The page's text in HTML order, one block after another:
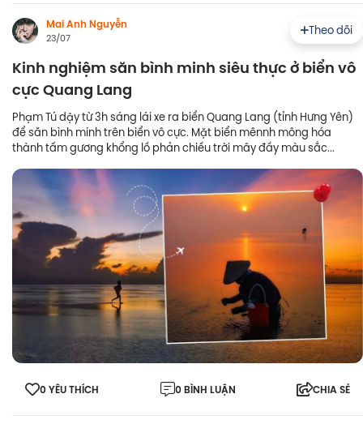
Mai Anh Nguyễn
23/07
Theo dõi
Kinh nghiệm săn bình minh siêu thực ở biển vô
cực Quang Lang
Phạm Tú dậy từ 3h sáng lái xe ra biển Quang Lang (tỉnh Hưng Yên)
để săn bình minh trên biển vô cực. Mặt biển mênnh mông hóa
thành tấm gương khổng lồ phản chiếu trời mây đầy màu sắc...
0 YÊU THÍCH 0 BÌNH LUẬN CHIA SẺ